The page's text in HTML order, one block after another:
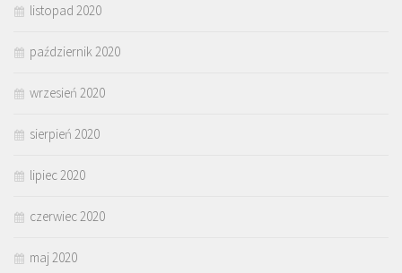
listopad 2020
październik 2020
wrzesień 2020
sierpień 2020
lipiec 2020
czerwiec 2020
maj 2020